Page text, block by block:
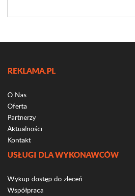
REKLAMA.PL
O Nas
Oferta
Partnerzy
Aktualności
Kontakt
USŁUGI DLA WYKONAWCÓW
Wykup dostęp do zleceń
Współpraca